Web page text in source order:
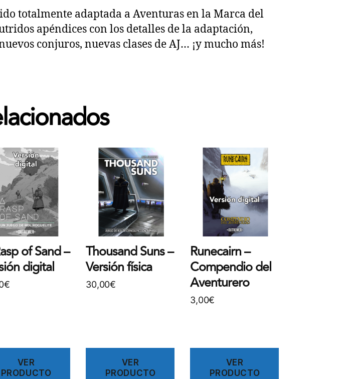
totalmente adaptada a Aventuras en la Marca del
apéndices con los detalles de la adaptación,
conjuros, nuevas clases de AJ… ¡y mucho más!
of Sand –
digital
€
VER
PRODUCTO
Thousand Suns –
Versión física
30,00€
VER
PRODUCTO
Runecairn –
Compendio del
Aventurero
3,00€
VER
PRODUCTO